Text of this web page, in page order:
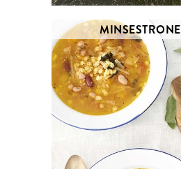
MINSESTRONE